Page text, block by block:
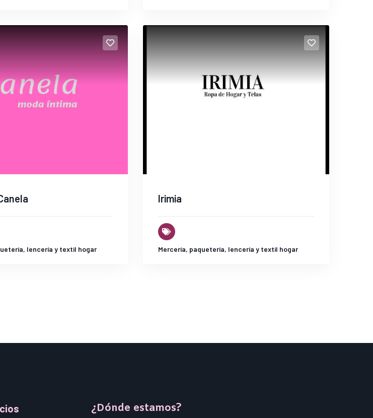
lencería y textil hogar
Irimia
Mercería, paquetería, lencería y textil hogar
¿Dónde estamos?